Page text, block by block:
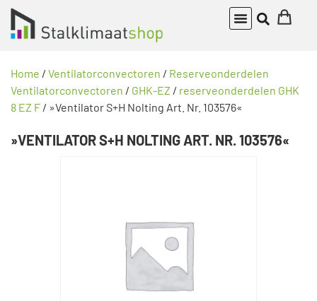
Home / Ventilatorconvectoren / Reserveonderdelen
Ventilatorconvectoren / GHK-EZ / reserveonderdelen GHK
8 EZ F / »Ventilator S+H Nolting Art. Nr. 103576«
»VENTILATOR S+H NOLTING ART. NR. 103576«